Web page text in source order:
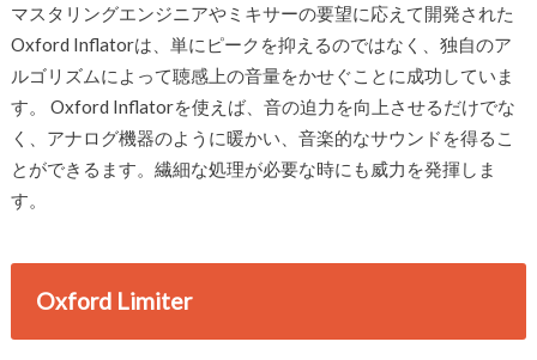
マスタリングエンジニアやミキサーの要望に応えて開発された
Oxford Inflatorは、単にピークを抑えるのではなく、独自のア
ルゴリズムによって聴感上の音量をかせぐことに成功していま
す。 Oxford Inflatorを使えば、音の迫力を向上させるだけでな
く、アナログ機器のように暖かい、音楽的なサウンドを得るこ
とができるます。繊細な処理が必要な時にも威力を発揮しま
す。
Oxford Limiter